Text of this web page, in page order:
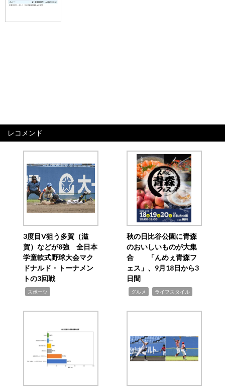
レコメンド
3度目V狙う多賀（滋
賀）などが8強 全日本
学童軟式野球大会マク
ドナルド・トーナメン
トの3回戦
スポーツ
秋の日比谷公園に青森
のおいしいものが大集
合 「んめぇ青森フ
ェス」、9月18日から3
日間
グルメ ライフスタイル